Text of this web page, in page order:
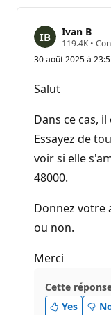
Ivan B
119.4K P
i
e
r
é
p
u
o
•
30 août 2025 à
Salut
Dans ce cas,
Essayez de
voir si elle
48000.
Donnez votre
ou non.
Merci
Cette
Yes